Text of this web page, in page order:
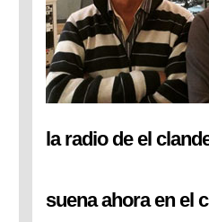
la radio de el
suena ahora en el